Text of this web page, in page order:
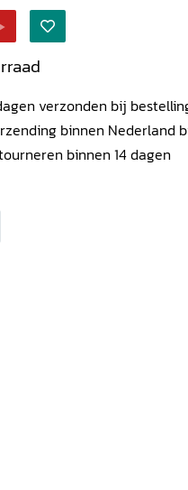
verzonden bij
binnen Nederland
binnen 14 dagen